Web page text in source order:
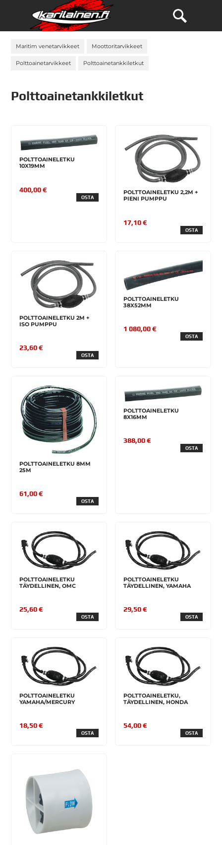
Maritim venetarvikkeet Moottoritarvikkeet
Polttoainetarvikkeet Polttoainetankkiletkut
Polttoainetankkiletkut
POLTTOAINELETKU
10X19MM
400,00 €
OSTA
POLTTOAINELETKU 2,2M +
PIENI PUMPPU
17,10 €
OSTA
POLTTOAINELETKU 2M +
ISO PUMPPU
23,60 €
OSTA
POLTTOAINELETKU
38X52MM
1 080,00 €
OSTA
POLTTOAINELETKU 8MM
25M
61,00 €
OSTA
POLTTOAINELETKU
8X16MM
388,00 €
OSTA
POLTTOAINELETKU
TÄYDELLINEN, OMC
25,60 €
OSTA
POLTTOAINELETKU
TÄYDELLINEN, YAMAHA
29,50 €
OSTA
POLTTOAINELETKU
YAMAHA/MERCURY
18,50 €
OSTA
POLTTOAINELETKU,
TÄYDELLINEN, HONDA
54,00 €
OSTA